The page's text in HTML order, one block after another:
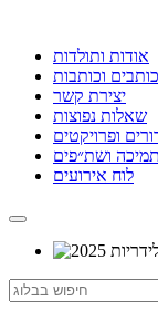
אודות ותולדות
כותבים וכותבות
יצירת קשר
שאלות נפוצות
ופרויקטים
תמיכה ושת״פים
לוח אירועים